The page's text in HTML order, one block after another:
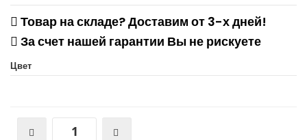
Товар на складе? Доставим от 3-х дней!
За счет нашей гарантии Вы не рискуете
Цвет